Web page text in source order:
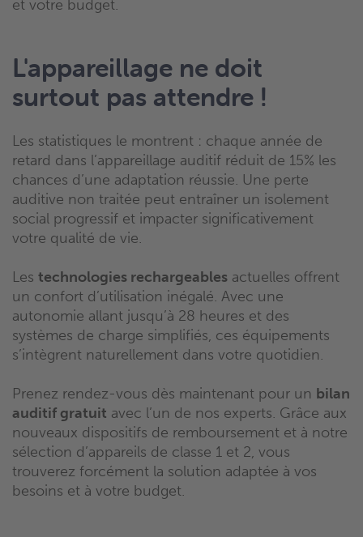
et votre budget.
L'appareillage ne doit
surtout pas attendre !
Les statistiques le montrent : chaque année de
retard dans l’appareillage auditif réduit de 15% les
chances d’une adaptation réussie. Une perte
auditive non traitée peut entraîner un isolement
social progressif et impacter significativement
votre qualité de vie.
Les technologies rechargeables actuelles offrent
un confort d’utilisation inégalé. Avec une
autonomie allant jusqu’à 28 heures et des
systèmes de charge simplifiés, ces équipements
s’intègrent naturellement dans votre quotidien.
Prenez rendez-vous dès maintenant pour un bilan
auditif gratuit avec l’un de nos experts. Grâce aux
nouveaux dispositifs de remboursement et à notre
sélection d’appareils de classe 1 et 2, vous
trouverez forcément la solution adaptée à vos
besoins et à votre budget.